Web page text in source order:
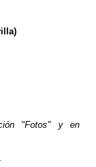
"Fotos" y en